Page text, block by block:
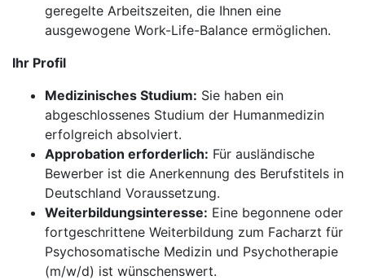
geregelte Arbeitszeiten, die Ihnen eine
ausgewogene Work-Life-Balance ermöglichen.
Ihr Profil
Medizinisches Studium: Sie haben ein
abgeschlossenes Studium der Humanmedizin
erfolgreich absolviert.
Approbation erforderlich: Für ausländische
Bewerber ist die Anerkennung des Berufstitels in
Deutschland Voraussetzung.
Weiterbildungsinteresse: Eine begonnene oder
fortgeschrittene Weiterbildung zum Facharzt für
Psychosomatische Medizin und Psychotherapie
(m/w/d) ist wünschenswert.